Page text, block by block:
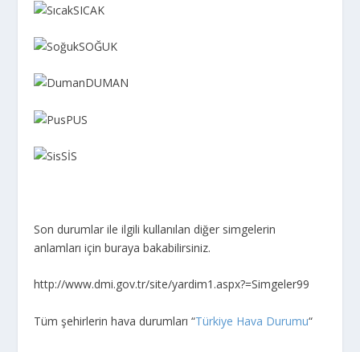
SICAK
SOĞUK
DUMAN
PUS
SİS
Son durumlar ile ilgili kullanılan diğer simgelerin
anlamları için buraya bakabilirsiniz.
http://www.dmi.gov.tr/site/yardim1.aspx?=Simgeler99
Tüm şehirlerin hava durumları “Türkiye Hava Durumu“